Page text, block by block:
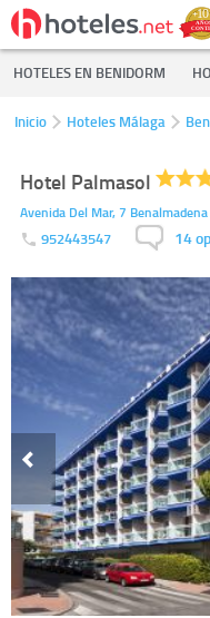
HOTELES EN BENIDORM
Inicio Hoteles Málaga
Hotel Palmasol
Avenida Del Mar, 7 Benalmadena
952443547 14